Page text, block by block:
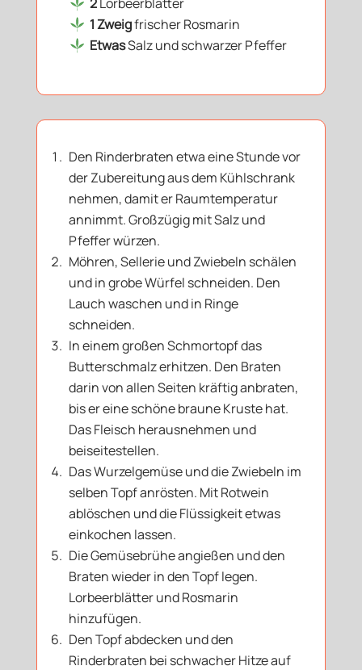
1 Zweigfrischer Rosmarin
EtwasSalz und schwarzer Pfeffer
Den Rinderbraten etwa eine Stunde vor
der Zubereitung aus dem Kühlschrank
nehmen, damit er Raumtemperatur
annimmt. Großzügig mit Salz und
Pfeffer würzen.
Möhren, Sellerie und Zwiebeln schälen
und in grobe Würfel schneiden. Den
Lauch waschen und in Ringe
schneiden.
In einem großen Schmortopf das
Butterschmalz erhitzen. Den Braten
darin von allen Seiten kräftig anbraten,
bis er eine schöne braune Kruste hat.
Das Fleisch herausnehmen und
beiseitestellen.
Das Wurzelgemüse und die Zwiebeln im
selben Topf anrösten. Mit Rotwein
ablöschen und die Flüssigkeit etwas
einkochen lassen.
Die Gemüsebrühe angießen und den
Braten wieder in den Topf legen.
Lorbeerblätter und Rosmarin
hinzufügen.
Den Topf abdecken und den
Rinderbraten bei schwacher Hitze auf